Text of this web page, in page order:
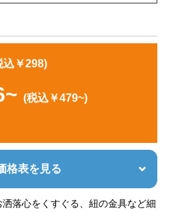
込￥298)
(税込￥479~)
格表を見る
落心をくすぐる、紐の金具など細